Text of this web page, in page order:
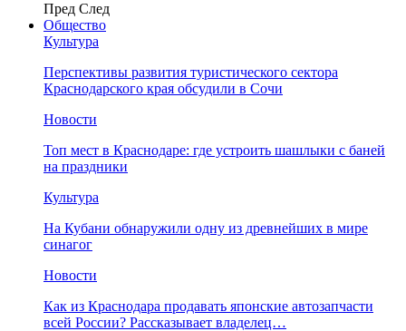
Пред След
Общество
Культура
Перспективы развития туристического сектора
Краснодарского края обсудили в Сочи
Новости
Топ мест в Краснодаре: где устроить шашлыки с баней
на праздники
Культура
На Кубани обнаружили одну из древнейших в мире
синагог
Новости
Как из Краснодара продавать японские автозапчасти
всей России? Рассказывает владелец…